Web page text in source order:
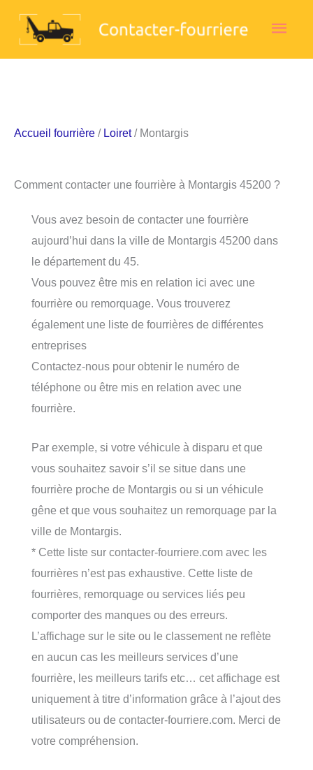
Accueil fourrière / Loiret/ Montargis
Comment contacter une fourrière à Montargis 45200 ?
Vous avez besoin de contacter une fourrière
aujourd’hui dans la ville de Montargis 45200 dans
le département du 45.
Vous pouvez être mis en relation ici avec une
fourrière ou remorquage. Vous trouverez
également une liste de fourrières de différentes
entreprises
Contactez-nous pour obtenir le numéro de
téléphone ou être mis en relation avec une
fourrière.
Par exemple, si votre véhicule à disparu et que
vous souhaitez savoir s’il se situe dans une
fourrière proche de Montargis ou si un véhicule
gêne et que vous souhaitez un remorquage par la
ville de Montargis.
* Cette liste sur contacter-fourriere.com avec les
fourrières n’est pas exhaustive. Cette liste de
fourrières, remorquage ou services liés peu
comporter des manques ou des erreurs.
L’affichage sur le site ou le classement ne reflète
en aucun cas les meilleurs services d’une
fourrière, les meilleurs tarifs etc… cet affichage est
uniquement à titre d’information grâce à l’ajout des
utilisateurs ou de contacter-fourriere.com. Merci de
votre compréhension.